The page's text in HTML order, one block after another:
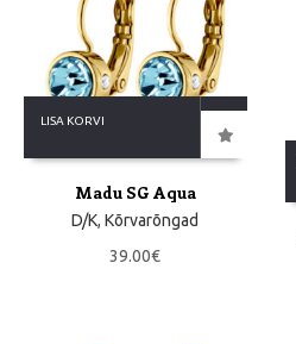
LISA KORVI
Madu SG Aqua
D/K,Kõrvarõngad
39.00€